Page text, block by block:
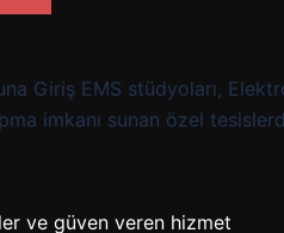
Giriş EMS stüdyoları,
imkanı sunan özel
ve güven veren hizmet